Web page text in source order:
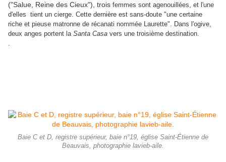
("Salue, Reine des Cieux"), trois femmes sont agenouillées, et l'une
d'elles tient un cierge. Cette dernière est sans-doute "une certaine
riche et pieuse matronne de récanati nommée Laurette". Dans l'ogive,
deux anges portent la Santa Casa vers une troisième destination.
.
Baie C et D, registre supérieur, baie n°19, église Saint-Étienne de
Beauvais, photographie lavieb-aile.